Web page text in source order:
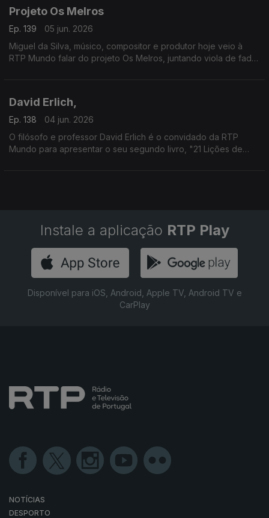
Projeto Os Melros
Ep. 139
05 jun. 2026
Miguel da Silva, músico, compositor e produtor hoje veio à
RTP Mundo falar do projeto Os Melros, juntando viola de fado,
David Erlich,
Ep. 138
04 jun. 2026
O filósofo e professor David Erlich é o convidado da RTP
Mundo para apresentar o seu segundo livro, "21 Lições de
Instale a aplicação RTP Play
Disponível para iOS, Android, Apple TV, Android TV e
CarPlay
NOTÍCIAS
DESPORTO